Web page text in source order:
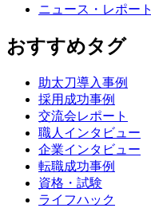
ニュース・レポート
おすすめタグ
助太刀導入事例
採用成功事例
交流会レポート
職人インタビュー
企業インタビュー
転職成功事例
資格・試験
ライフハック